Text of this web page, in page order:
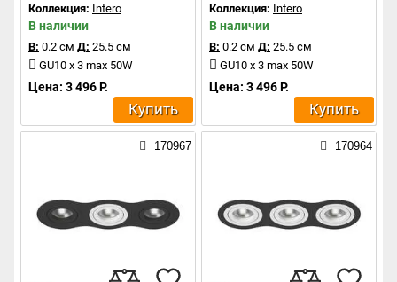
Коллекция: Intero
В наличии
В: 0.2 см Д: 25.5 см
GU10 x 3 max 50W
Цена: 3 496 Р.
Купить
Коллекция: Intero
В наличии
В: 0.2 см Д: 25.5 см
GU10 x 3 max 50W
Цена: 3 496 Р.
Купить
170967 170964